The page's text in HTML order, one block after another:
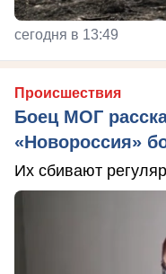
сегодня в 13:49
Происшествия
Боец МОГ
«Новороссия»
Их сбивают